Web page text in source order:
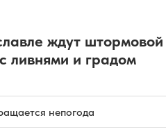
ждут штормовой
ливнями и градом
непогода